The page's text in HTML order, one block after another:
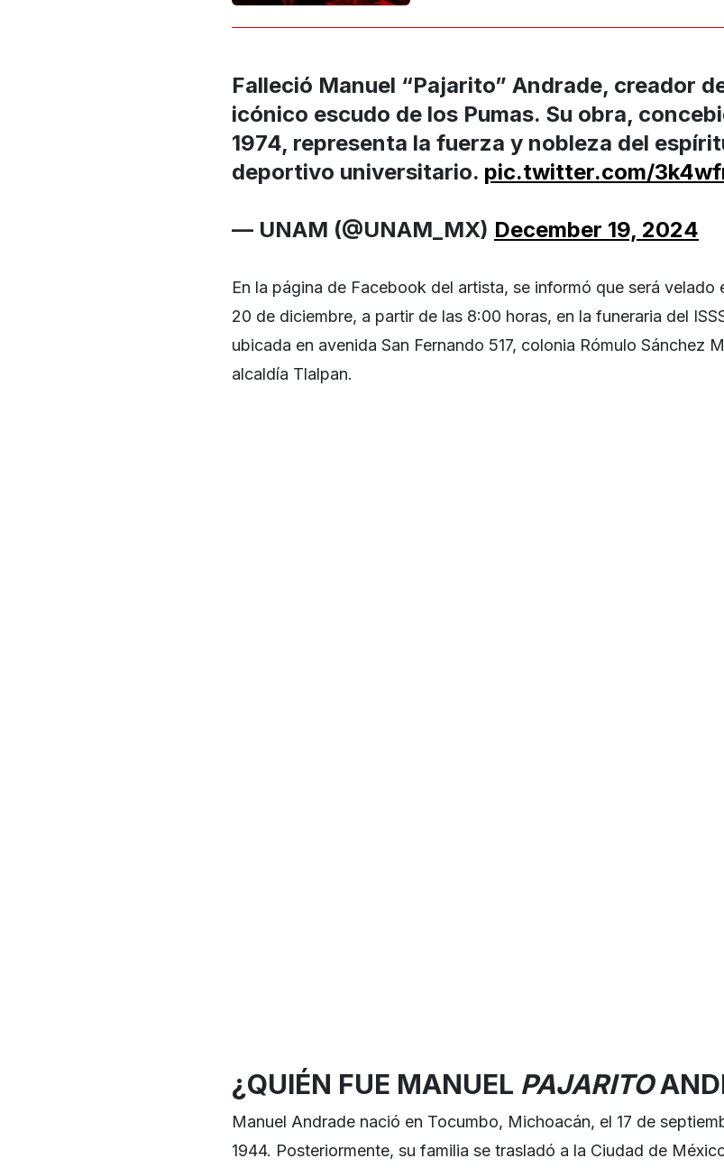
Falleció Manuel “Pajarito” Andrade, creador
icónico escudo de los Pumas. Su obra,
1974, representa la fuerza y nobleza del
deportivo universitario. pic.twitter.com/
— UNAM (@UNAM_MX) December 19, 2024
En la página de Facebook del artista, se informó que será velado
20 de diciembre, a partir de las 8:00 horas, en la funeraria del
ubicada en avenida San Fernando 517, colonia Rómulo Sánchez
alcaldía Tlalpan.
¿QUIÉN FUE MANUEL PAJARITO
Manuel Andrade nació en Tocumbo, Michoacán, el 17 de
1944. Posteriormente, su familia se trasladó a la Ciudad de